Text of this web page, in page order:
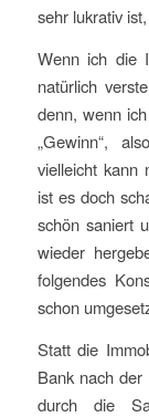
sehr lukrativ
Wenn ich die
natürlich
denn, wenn
„Gewinn“,
vielleicht kann
ist es doch
schön saniert
wieder
folgendes
schon
Statt die
Bank nach
durch die